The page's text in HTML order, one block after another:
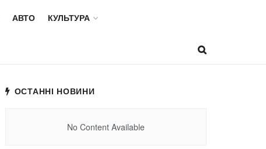
АВТО КУЛЬТУРА
ОСТАННІ НОВИНИ
No Content Available